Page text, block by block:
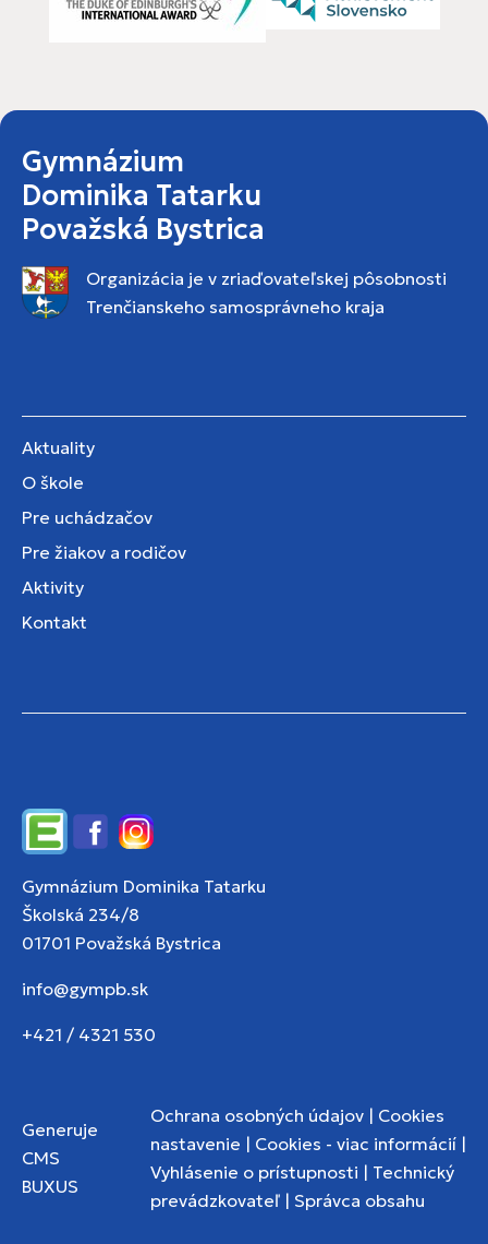
Gymnázium
Dominika Tatarku
Považská Bystrica
Organizácia je v zriaďovateľskej pôsobnosti
Trenčianskeho samosprávneho kraja
Aktuality
O škole
Pre uchádzačov
Pre žiakov a rodičov
Aktivity
Kontakt
EdupageFacebookInstagram
Gymnázium Dominika Tatarku
Školská 234/8
01701 Považská Bystrica
info@gympb.sk
+421 / 4321 530
Generuje
CMS
BUXUS
Ochrana osobných údajov | Cookies
nastavenie | Cookies - viac informácií |
Vyhlásenie o prístupnosti | Technický
prevádzkovateľ | Správca obsahu